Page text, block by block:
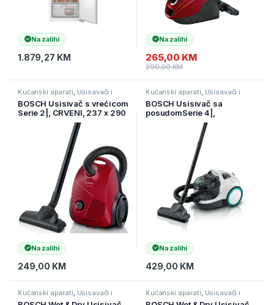
Na zalihi
1.879,27 KM
Na zalihi
265,00 KM
299,00KM
Kućanski aparati, Usisavači i
Usisavači s vrećicom
BOSCH Usisivač s vrećicom
Serie 2|, CRVENI, 237 x 290
x 367 mm ( BGBS2RD1 )
Na zalihi
249,00 KM
Kućanski aparati, Usisavači i
Usisavači s vrećicom
BOSCH Usisivač sa
posudomSerie 4|,
ProHygienic,BIJELI 10-
godišnje jamstvo za motor (
Na zalihi
429,00 KM
Kućanski aparati, Usisavači i
Usisavači s vrećicom
Kućanski aparati, Usisavači i
Usisavači s vrećicom